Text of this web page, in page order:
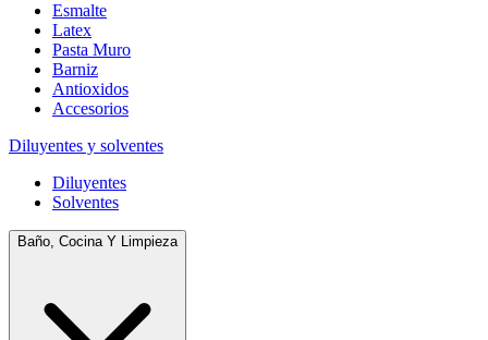
Esmalte
Latex
Pasta Muro
Barniz
Antioxidos
Accesorios
Diluyentes y solventes
Diluyentes
Solventes
Baño, Cocina Y Limpieza